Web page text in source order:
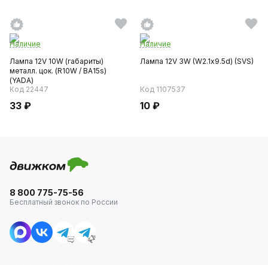
Наличие
Лампа 12V 10W (габариты)
металл. цок. (R10W / ВА15s)
(YADA)
Код 22447
33 ₽
Наличие
Лампа 12V 3W (W2.1х9.5d) (SVS)
Код 1107537
10 ₽
8 800 775-75-56
Бесплатный звонок по России